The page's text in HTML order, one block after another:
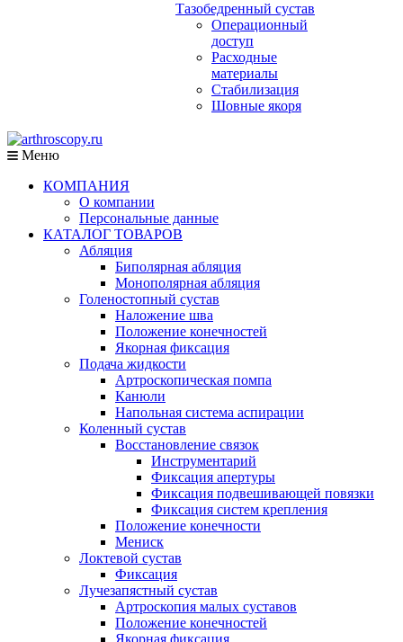
Тазобедренный сустав
Операционный
доступ
Расходные
материалы
Стабилизация
Шовные якоря
Меню
КОМПАНИЯ
О компании
Персональные данные
КАТАЛОГ ТОВАРОВ
Абляция
Биполярная абляция
Монополярная абляция
Голеностопный сустав
Наложение шва
Положение конечностей
Якорная фиксация
Подача жидкости
Артроскопическая помпа
Канюли
Напольная система аспирации
Коленный сустав
Восстановление связок
Инструментарий
Фиксация апертуры
Фиксация подвешивающей повязки
Фиксация систем крепления
Положение конечности
Мениск
Локтевой сустав
Фиксация
Лучезапястный сустав
Артроскопия малых суставов
Положение конечностей
Якорная фиксация